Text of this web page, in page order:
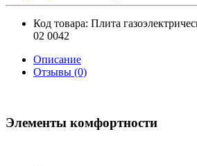
Код товара: Плита
02 0042
Описание
Отзывы (0)
Элементы комфортности